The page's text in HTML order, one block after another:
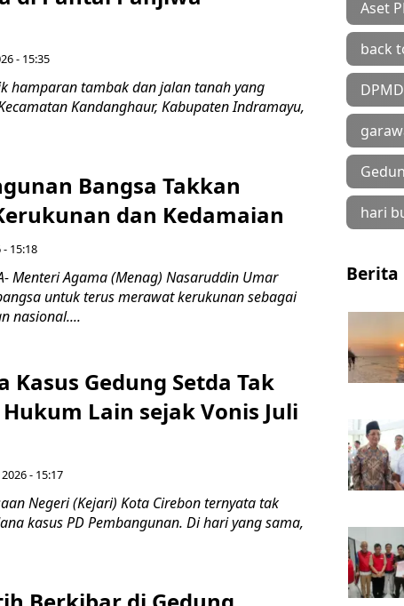
- 15:35
hamparan tambak dan jalan tanah yang
Kandanghaur, Kabupaten Indramayu,
Bangsa Takkan
dan Kedamaian
15:18
Menteri Agama (Menag) Nasaruddin Umar
untuk terus merawat kerukunan sebagai
nasional....
Kasus Gedung Setda Tak
Lain sejak Vonis Juli
- 15:17
Negeri (Kejari) Kota Cirebon ternyata tak
kasus PD Pembangunan. Di hari yang sama,
Aset
back
hari
Berita